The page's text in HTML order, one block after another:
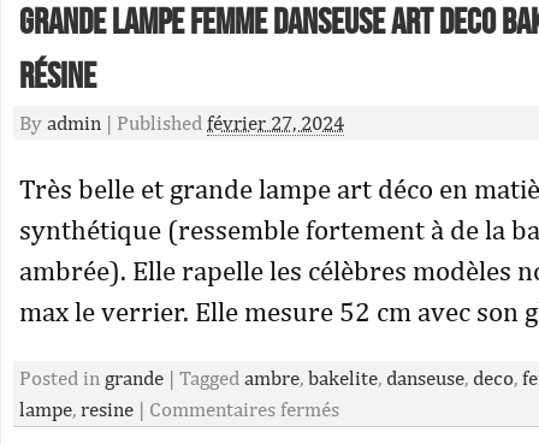
Grande LAMPE Femme Danseuse ART DECO
résine
By admin | Published février 27, 2024
Très belle et grande lampe art déco en
synthétique (ressemble fortement à de la
ambrée). Elle rapelle les célèbres modèles
max le verrier. Elle mesure 52 cm avec son
Posted in grande | Tagged ambre, bakelite, danseuse, deco,
lampe, resine | Commentaires fermés